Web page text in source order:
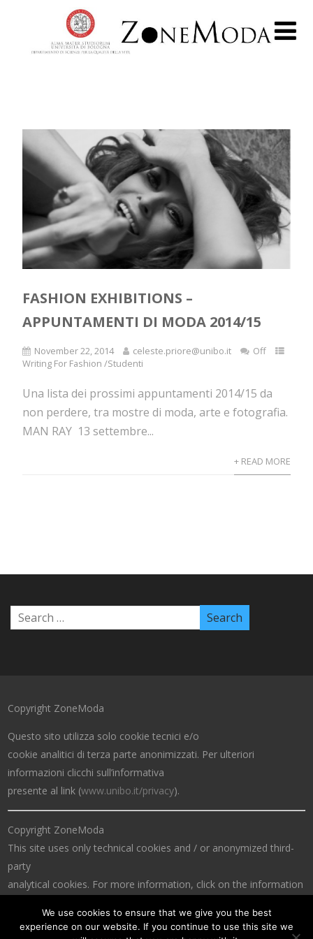
FASHION EXHIBITIONS –
APPUNTAMENTI DI MODA 2014/15
November 22, 2014 celeste.priore@unibo.it
Off
Writing For Fashion /Studenti
Una lista dei prossimi appuntamenti 2014/15 da
non perdere, tra mostre di moda, arte e fotografia.
MAN RAY 13 settembre...
+ READ MORE
Copyright ZoneModa
Questo sito utilizza solo cookie tecnici e/o
cookie analitici di terza parte anonimizzati. Per ulteriori
informazioni clicchi sull’informativa
presente al link (www.unibo.it/privacy).
Copyright ZoneModa
This site uses only technical cookies and / or anonymized third-
party
analytical cookies. For more information, click on the information
We use cookies to ensure that we give you the best
experience on our website. If you continue to use this site we